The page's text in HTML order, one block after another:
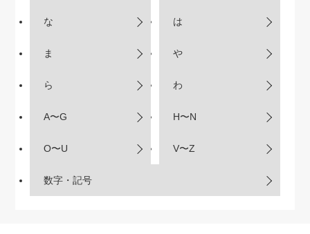
な は
ま や
ら わ
A〜G H〜N
O〜U V〜Z
数字・記号